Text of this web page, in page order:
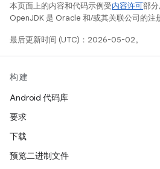
本页面上的内容和代码示例受内容许可部
OpenJDK 是 Oracle 和/或其关联公司的注
最后更新时间 (UTC)：2026-05-02。
构建
Android 代码库
要求
下载
预览二进制文件